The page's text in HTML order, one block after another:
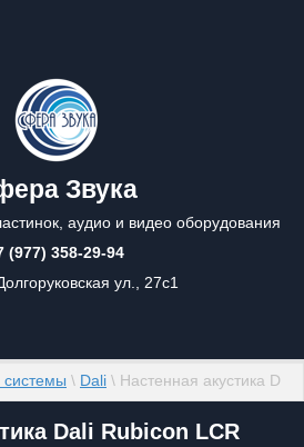
Звука
аудио и видео оборудования
(977) 358-29-94
ул., 27с1
системы \ Dali \ Настенная акустика
Dali Rubicon LCR